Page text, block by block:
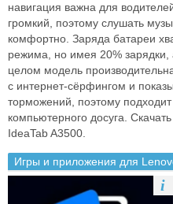
навигация важна для
громкий, поэтому слушать
комфортно. Заряда батареи
режима, но имея 20% зарядки,
целом модель
с интернет-сёрфингом и
торможений, поэтому
компьютерного досуга.
IdeaTab A3500.
Игры и приложения для
i